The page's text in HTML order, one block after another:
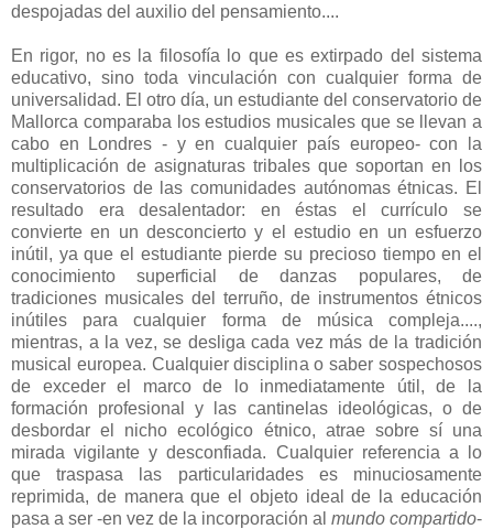
despojadas del auxilio del pensamiento....
En rigor, no es la filosofía lo que es extirpado del sistema
educativo, sino toda vinculación con cualquier forma de
universalidad. El otro día, un estudiante del conservatorio de
Mallorca comparaba los estudios musicales que se llevan a
cabo en Londres - y en cualquier país europeo- con la
multiplicación de asignaturas tribales que soportan en los
conservatorios de las comunidades autónomas étnicas. El
resultado era desalentador: en éstas el currículo se
convierte en un desconcierto y el estudio en un esfuerzo
inútil, ya que el estudiante pierde su precioso tiempo en el
conocimiento superficial de danzas populares, de
tradiciones musicales del terruño, de instrumentos étnicos
inútiles para cualquier forma de música compleja....,
mientras, a la vez, se desliga cada vez más de la tradición
musical europea. Cualquier disciplina o saber sospechosos
de exceder el marco de lo inmediatamente útil, de la
formación profesional y las cantinelas ideológicas, o de
desbordar el nicho ecológico étnico, atrae sobre sí una
mirada vigilante y desconfiada. Cualquier referencia a lo
que traspasa las particularidades es minuciosamente
reprimida, de manera que el objeto ideal de la educación
pasa a ser -en vez de la incorporación al mundo compartido-